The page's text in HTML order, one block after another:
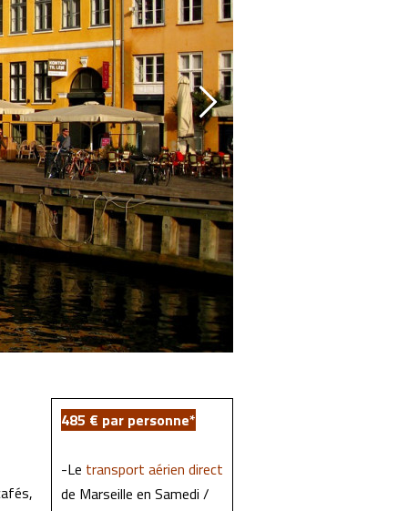
485 € par personne*
-Le transport aérien direct
de Marseille en Samedi /